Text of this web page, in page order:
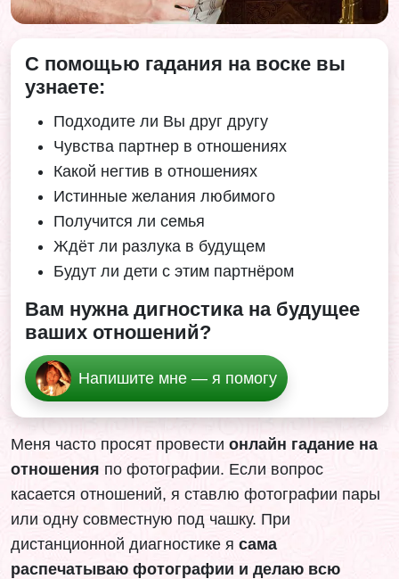
С помощью гадания на воске вы
узнаете:
Подходите ли Вы друг другу
Чувства партнер в отношениях
Какой негтив в отношениях
Истинные желания любимого
Получится ли семья
Ждёт ли разлука в будущем
Будут ли дети с этим партнёром
Вам нужна дигностика на будущее
ваших отношений?
Напишите мне — я помогу
Меня часто просят провести онлайн гадание на
отношения по фотографии. Если вопрос
касается отношений, я ставлю фотографии пары
или одну совместную под чашку. При
дистанционной диагностике я сама
распечатываю фотографии и делаю всю